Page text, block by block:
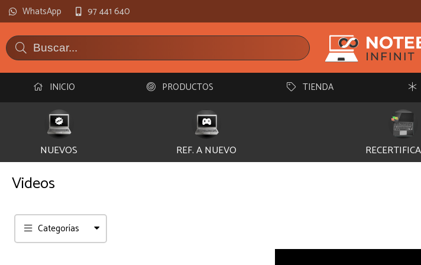
WhatsApp 97 441 640
INICIO PRODUCTOS TIENDA
NUEVOS REF. A NUEVO
Videos
Categorías